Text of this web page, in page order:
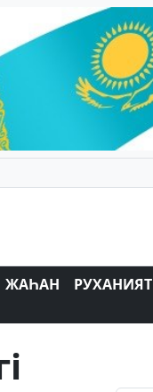
ЖАҺАН РУХАНИЯТ